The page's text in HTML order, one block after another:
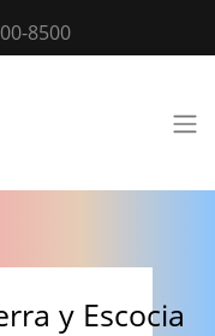
8500
y Escocia